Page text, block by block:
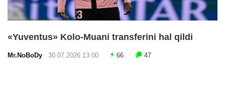
«Yuventus» Kolo-Muani transferini hal qildi
Mr.NoBoDy 30.07.2026 13:00 66 47